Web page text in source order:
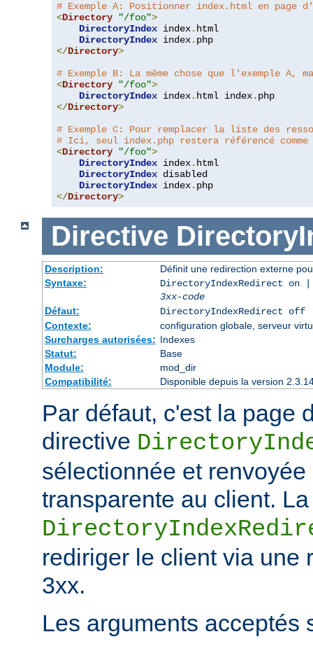
# Exemple A: Positionner index.html en page
<Directory "/foo">
DirectoryIndex index. html
DirectoryIndex index.
</Directory>
# Exemple B: La même chose que l'exemple
<Directory "/foo">
DirectoryIndex index. html index.
</Directory>
# Exemple C: Pour remplacer la liste des
# Ici, seul index.php restera référencé
<Directory "/foo">
DirectoryIndex index. html
DirectoryIndex disabled
DirectoryIndex index.
</Directory>
Directive
Description:
Définit une redirection externe
Syntaxe:
DirectoryIndexRedirect
3xx-code
Défaut:
DirectoryIndexRedirect off
Contexte:
configuration globale, serveur
Surcharges autorisées: Indexes
Statut:
Base
Module:
mod_dir
Compatibilité:
Disponible depuis la version
Par défaut, c'est la page
directive
sélectionnée et
transparente au client.
rediriger le client via une
3xx.
Les arguments acceptés